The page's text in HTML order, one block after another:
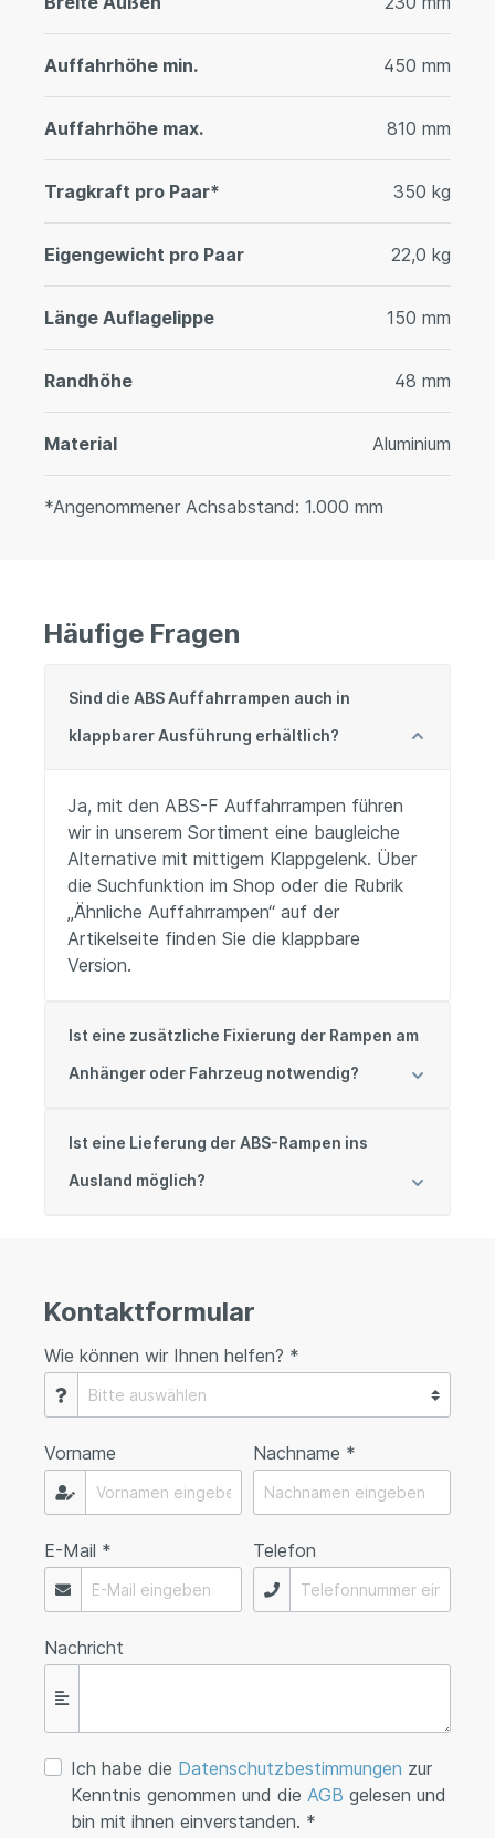
Auffahrhöhe min. 450 mm
Auffahrhöhe max. 810 mm
Tragkraft pro Paar* 350 kg
Eigengewicht pro Paar 22,0 kg
Länge Auflagelippe 150 mm
Randhöhe 48 mm
Material Aluminium
*Angenommener Achsabstand: 1.000 mm
Häufige Fragen
Sind die ABS Auffahrrampen auch in
klappbarer Ausführung erhältlich?
Ja, mit den ABS-F Auffahrrampen führen
wir in unserem Sortiment eine baugleiche
Alternative mit mittigem Klappgelenk. Über
die Suchfunktion im Shop oder die Rubrik
„Ähnliche Auffahrrampen“ auf der
Artikelseite finden Sie die klappbare
Version.
Ist eine zusätzliche Fixierung der Rampen am
Anhänger oder Fahrzeug notwendig?
Ist eine Lieferung der ABS-Rampen ins
Ausland möglich?
Kontaktformular
Wie können wir Ihnen helfen? *
Vorname Nachname *
E-Mail * Telefon
Nachricht
Ich habe die Datenschutzbestimmungen zur
Kenntnis genommen und die AGB gelesen und
bin mit ihnen einverstanden. *